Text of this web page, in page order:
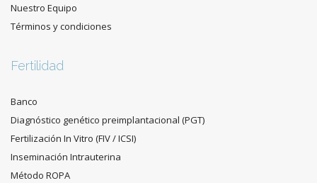
Nuestro Equipo
Términos y condiciones
Fertilidad
Banco
Diagnóstico genético preimplantacional (PGT)
Fertilización In Vitro (FIV / ICSI)
Inseminación Intrauterina
Método ROPA